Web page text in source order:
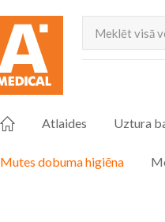
Atlaides Uztura
Mutes dobuma higiēna